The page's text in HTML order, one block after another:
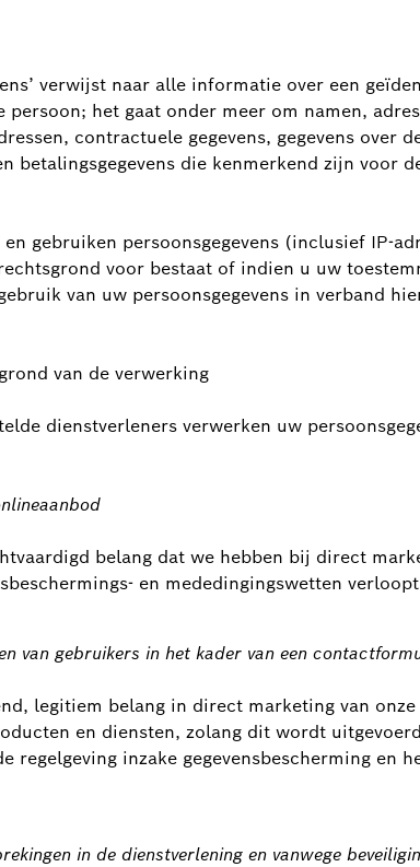
verwijst naar alle informatie over een
het gaat onder meer om namen,
contractuele gegevens, gegevens over
betalingsgegevens die kenmerkend zijn voor
gebruiken persoonsgegevens (inclusief IP-
voor bestaat of indien u uw
van uw persoonsgegevens in verband
van de verwerking
dienstverleners verwerken uw
belang dat we hebben bij direct
en mededingingswetten
van gebruikers in het kader van een
legitiem belang in direct marketing van
en diensten, zolang dit wordt
regelgeving inzake gegevensbescherming en
in de dienstverlening en vanwege